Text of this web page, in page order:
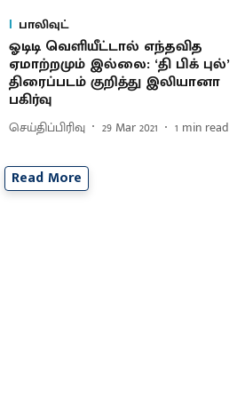
பாலிவுட்
ஓடிடி வெளியீட்டால் எந்தவித
ஏமாற்றமும் இல்லை: ‘தி பிக் புல்’
திரைப்படம் குறித்து இலியானா
பகிர்வு
செய்திப்பிரிவு 29 Mar 2021 1 min read
Read More